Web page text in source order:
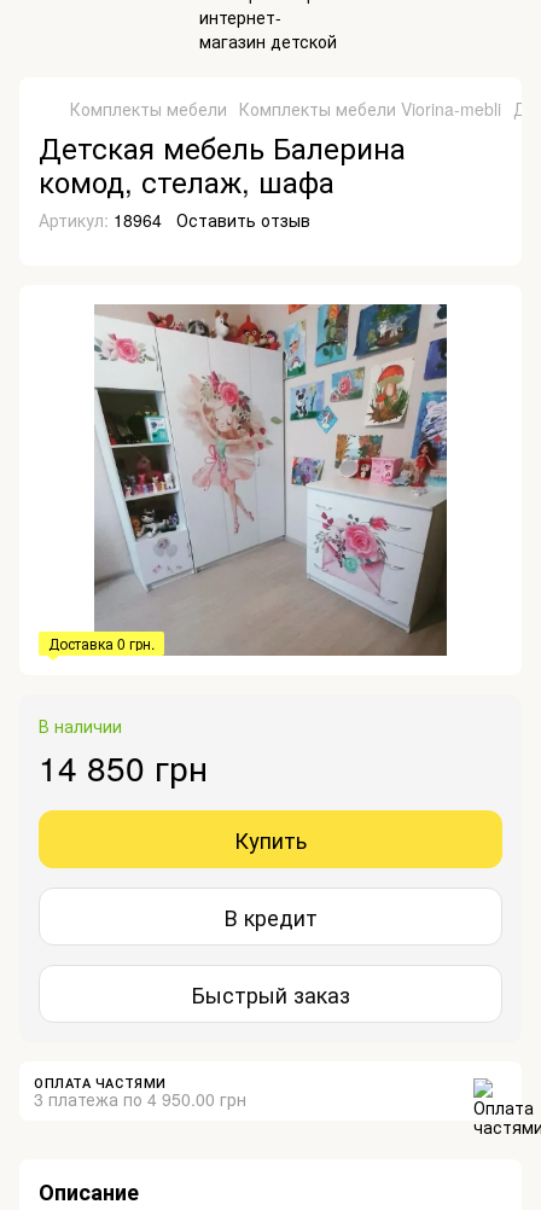
Комплекты мебели Комплекты мебели Viorina-mebli
Детская мебель Балерина
комод, стелаж, шафа
Артикул: 18964 Оставить отзыв
Доставка 0 грн.
В наличии
14 850 грн
Купить
В кредит
Быстрый заказ
ОПЛАТА ЧАСТЯМИ
3 платежа по 4 950.00 грн
Описание